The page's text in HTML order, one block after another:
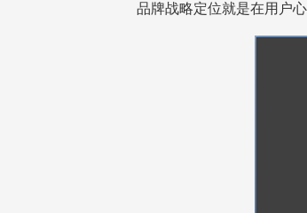
品牌战略定位就是在用户心